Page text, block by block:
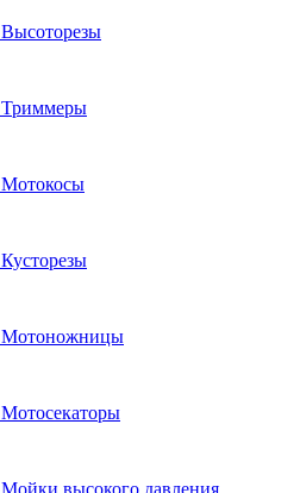
Высоторезы
Триммеры
Мотокосы
Кусторезы
Мотоножницы
Мотосекаторы
Мойки высокого давления